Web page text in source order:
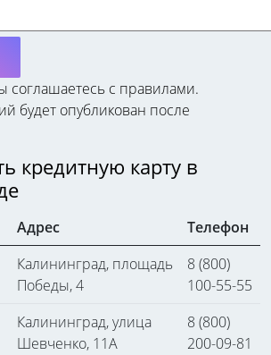
соглашаетесь c правилами.
будет опубликован после
кредитную карту в
Адрес
Телефон
Калининград, площадь
Победы, 4
8 (800)
100-55-55
Калининград, улица
Шевченко, 11А
8 (800)
200-09-81